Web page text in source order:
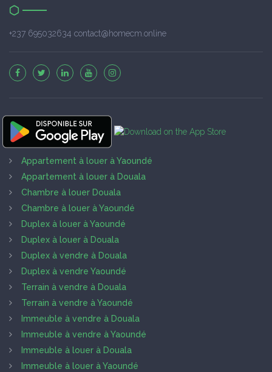
+237 695032634 contact@homecm.online
Appartement à louer à Yaoundé
Appartement à louer à Douala
Chambre à louer Douala
Chambre à louer à Yaoundé
Duplex à louer à Yaoundé
Duplex à louer à Douala
Duplex à vendre à Douala
Duplex à vendre Yaoundé
Terrain à vendre à Douala
Terrain à vendre à Yaoundé
Immeuble à vendre à Douala
Immeuble à vendre à Yaoundé
Immeuble à louer à Douala
Immeuble à louer à Yaoundé